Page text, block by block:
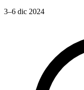
3–6 dic 2024